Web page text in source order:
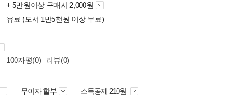
+ 5만원이상 구매시 2,000원
유료 (도서 1만5천원 이상 무료)
100자평(0) 리뷰(0)
무이자 할부 소득공제 210원